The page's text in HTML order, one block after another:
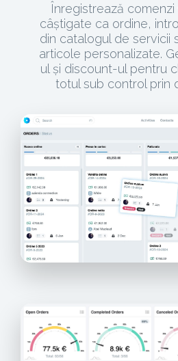
Înregistrează
câștigate ca ordine,
din catalogul de servicii
articole personalizate.
ul și discount-ul pentru
totul sub control prin